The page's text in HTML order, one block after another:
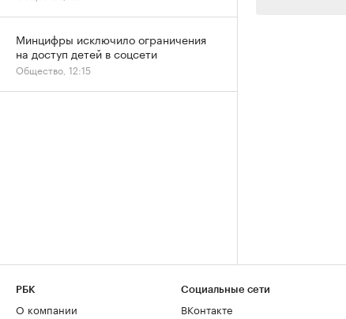
Минцифры исключило ограничения
на доступ детей в соцсети
Общество, 12:15
РБК
О компании
Социальные сети
ВКонтакте